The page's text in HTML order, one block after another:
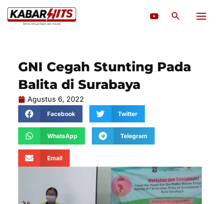
Lewati
ke
Cari
GNI Cegah Stunting Pada
Balita di Surabaya
Agustus 6, 2022
Facebook Twitter
WhatsApp Telegram
Email